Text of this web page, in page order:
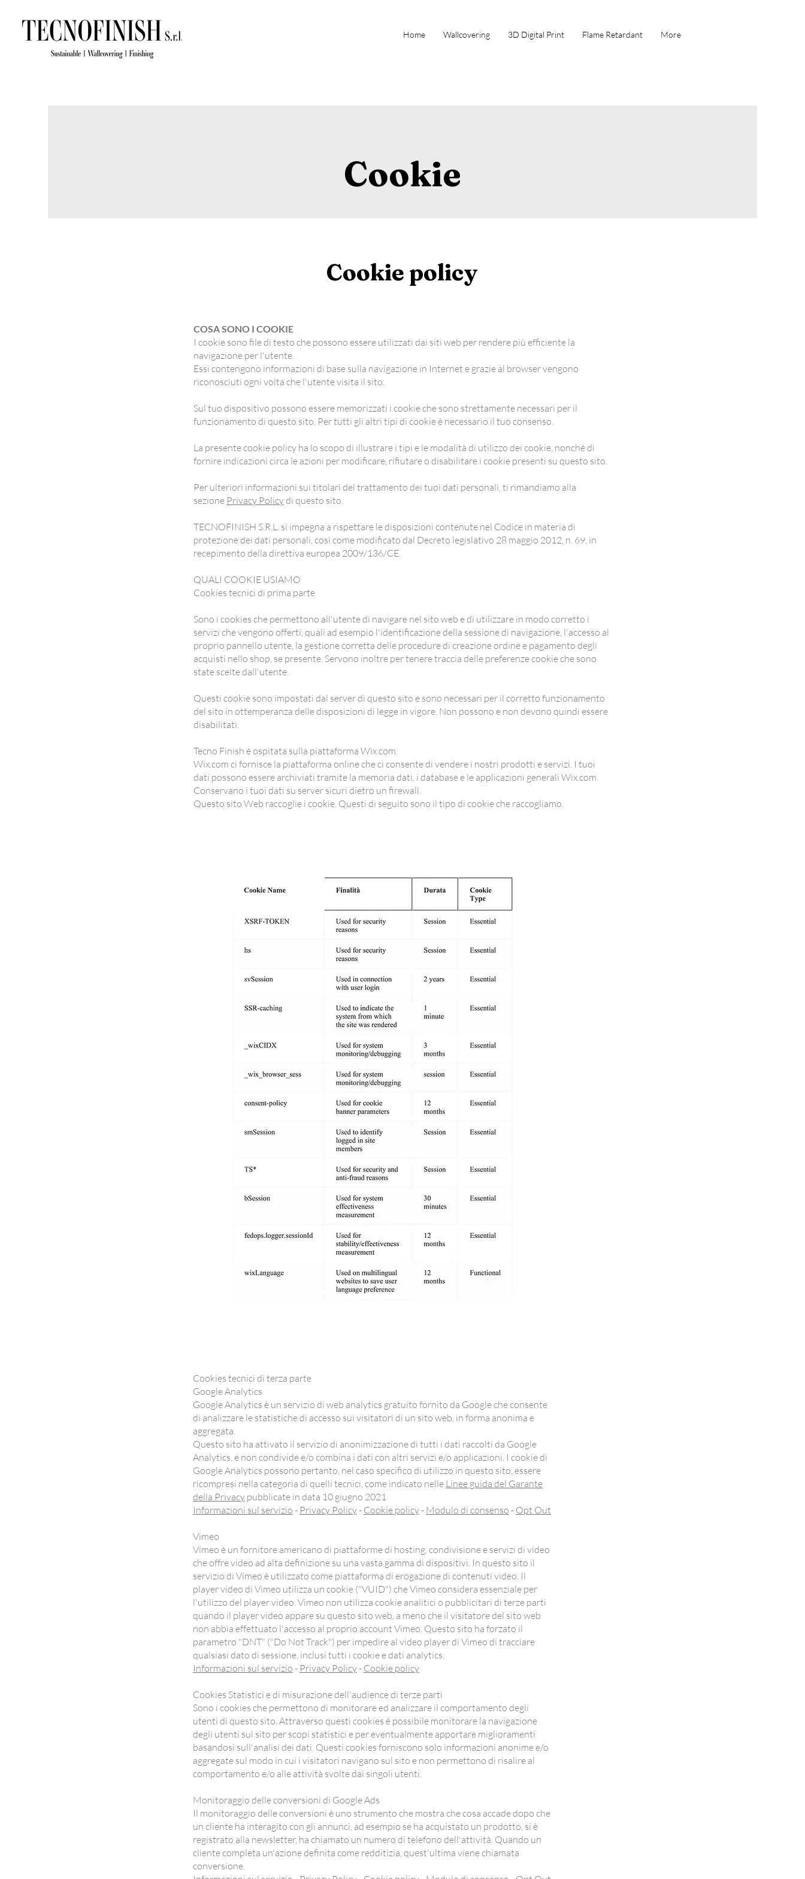
Home Wallcovering 3D Digital Print Flame Retardant More
Cookie
Cookie policy
COSA SONO I COOKIE
I cookie sono file di testo che possono essere utilizzati dai siti web per rendere più efficiente la
navigazione per l'utente.
Essi contengono informazioni di base sulla navigazione in Internet e grazie al browser vengono
riconosciuti ogni volta che l'utente visita il sito.
Sul tuo dispositivo possono essere memorizzati i cookie che sono strettamente necessari per il
funzionamento di questo sito. Per tutti gli altri tipi di cookie è necessario il tuo consenso.
La presente cookie policy ha lo scopo di illustrare i tipi e le modalità di utilizzo dei cookie, nonché di
fornire indicazioni circa le azioni per modificare, rifiutare o disabilitare i cookie presenti su questo sito.
Per ulteriori informazioni sui titolari del trattamento dei tuoi dati personali, ti rimandiamo alla
sezione Privacy Policydi questo sito.
TECNOFINISH S.R.L. si impegna a rispettare le disposizioni contenute nel Codice in materia di
protezione dei dati personali, così come modificato dal Decreto legislativo 28 maggio 2012, n. 69, in
recepimento della direttiva europea 2009/136/CE.
QUALI COOKIE USIAMO
Cookies tecnici di prima parte
Sono i cookies che permettono all'utente di navigare nel sito web e di utilizzare in modo corretto i
servizi che vengono offerti, quali ad esempio l'identificazione della sessione di navigazione, l'accesso al
proprio pannello utente, la gestione corretta delle procedure di creazione ordine e pagamento degli
acquisti nello shop, se presente. Servono inoltre per tenere traccia delle preferenze cookie che sono
state scelte dall'utente.
Questi cookie sono impostati dal server di questo sito e sono necessari per il corretto funzionamento
del sito in ottemperanza delle disposizioni di legge in vigore. Non possono e non devono quindi essere
disabilitati.
Tecno Finish è ospitata sulla piattaforma Wix.com.
Wix.com ci fornisce la piattaforma online che ci consente di vendere i nostri prodotti e servizi. I tuoi
dati possono essere archiviati tramite la memoria dati, i database e le applicazioni generali Wix.com.
Conservano i tuoi dati su server sicuri dietro un firewall.
Questo sito Web raccoglie i cookie. Questi di seguito sono il tipo di cookie che raccogliamo.
Cookies tecnici di terza parte
Google Analytics
Google Analytics è un servizio di web analytics gratuito fornito da Google che consente
di analizzare le statistiche di accesso sui visitatori di un sito web, in forma anonima e
aggregata.
Questo sito ha attivato il servizio di anonimizzazione di tutti i dati raccolti da Google
Analytics, e non condivide e/o combina i dati con altri servizi e/o applicazioni. I cookie di
Google Analytics possono pertanto, nel caso specifico di utilizzo in questo sito, essere
ricompresi nella categoria di quelli tecnici, come indicato nelle Linee guida del Garante
della Privacy pubblicate in data 10 giugno 2021
Informazioni sul servizio - Privacy Policy- Cookie policy- Modulo di consenso - Opt Out
Vimeo
Vimeo è un fornitore americano di piattaforme di hosting, condivisione e servizi di video
che offre video ad alta definizione su una vasta gamma di dispositivi. In questo sito il
servizio di Vimeo è utilizzato come piattaforma di erogazione di contenuti video. Il
player video di Vimeo utilizza un cookie ("VUID") che Vimeo considera essenziale per
l'utilizzo del player video. Vimeo non utilizza cookie analitici o pubblicitari di terze parti
quando il player video appare su questo sito web, a meno che il visitatore del sito web
non abbia effettuato l'accesso al proprio account Vimeo. Questo sito ha forzato il
parametro "DNT" ("Do Not Track") per impedire al video player di Vimeo di tracciare
qualsiasi dato di sessione, inclusi tutti i cookie e dati analytics.
Informazioni sul servizio - Privacy Policy- Cookie policy
Cookies Statistici e di misurazione dell'audience di terze parti
Sono i cookies che permettono di monitorare ed analizzare il comportamento degli
utenti di questo sito. Attraverso questi cookies è possibile monitorare la navigazione
degli utenti sul sito per scopi statistici e per eventualmente apportare miglioramenti
basandosi sull'analisi dei dati. Questi cookies forniscono solo informazioni anonime e/o
aggregate sul modo in cui i visitatori navigano sul sito e non permettono di risalire al
comportamento e/o alle attività svolte dai singoli utenti.
Monitoraggio delle conversioni di Google Ads
Il monitoraggio delle conversioni è uno strumento che mostra che cosa accade dopo che
un cliente ha interagito con gli annunci, ad esempio se ha acquistato un prodotto, si è
registrato alla newsletter, ha chiamato un numero di telefono dell'attività. Quando un
cliente completa un'azione definita come redditizia, quest'ultima viene chiamata
conversione.